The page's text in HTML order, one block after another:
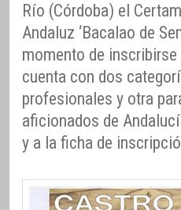
Río (Córdoba) el
Andaluz ‘Bacalao de
momento de
cuenta con dos
profesionales y otra
aficionados de
y a la ficha de